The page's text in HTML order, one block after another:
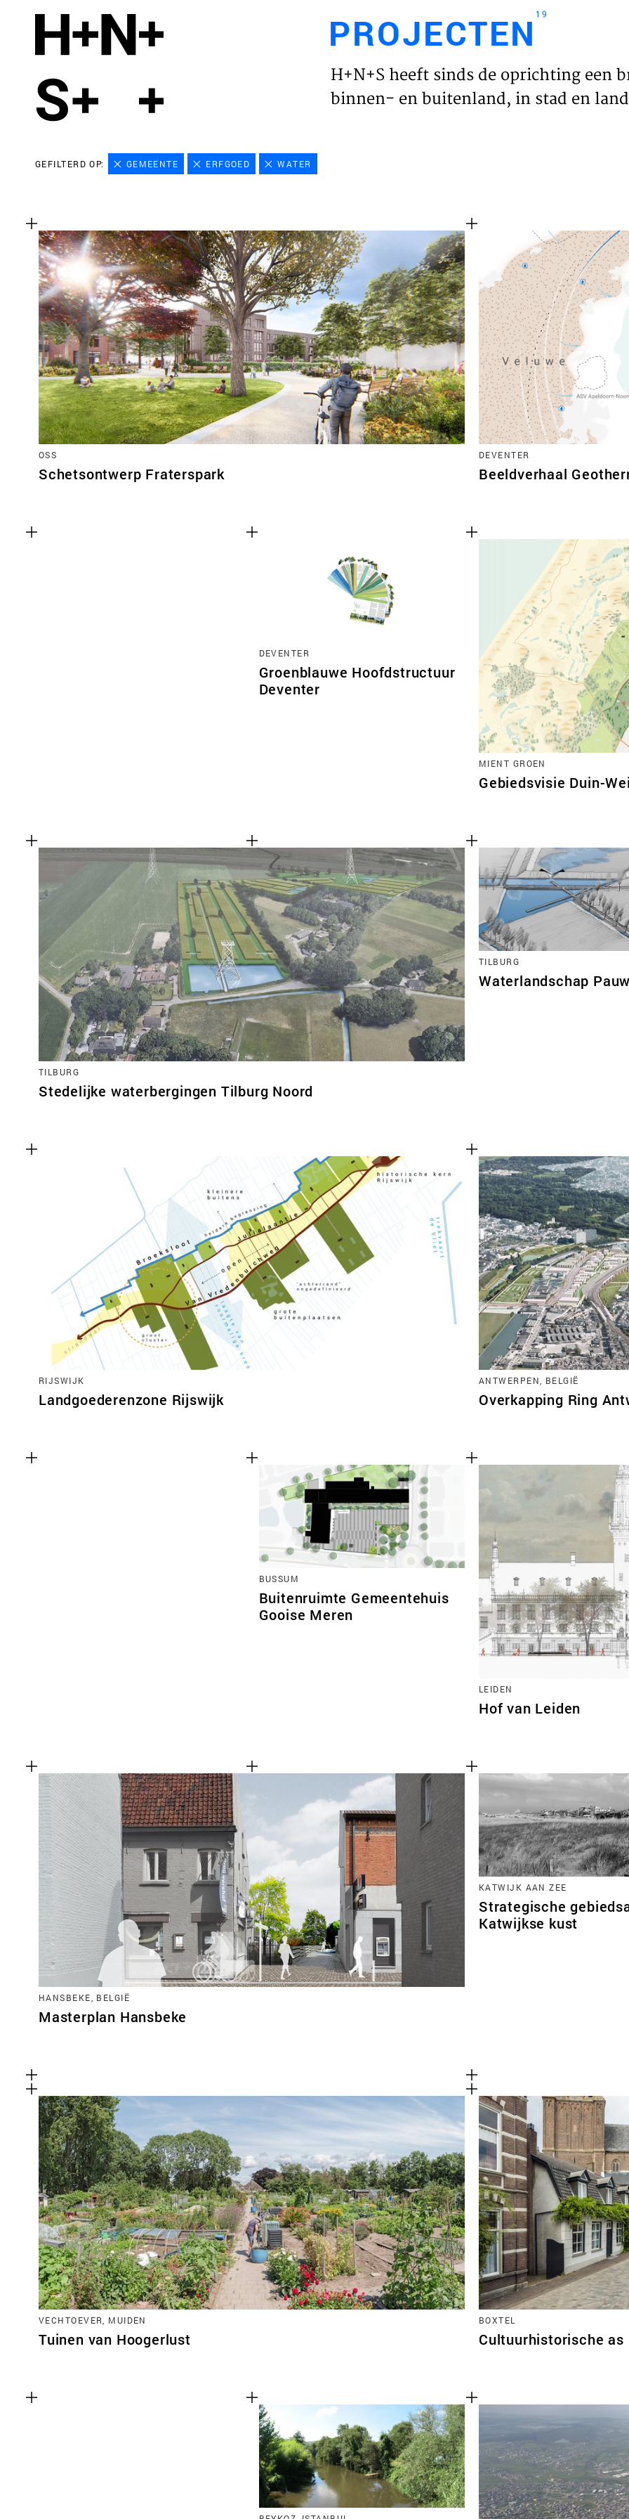
HOME
VISIE
TEAM
PROJECTEN 19
H+N+S heeft sinds de oprichting een
binnen- en buitenland, in stad en
GEFILTERD OP: GEMEENTE ERFGOED WATER
OSS
Schetsontwerp Fraterspark
DEVENTER
Beeldverhaal
DEVENTER
Groenblauwe Hoofdstructuur
Deventer
MIENT GROEN
Gebiedsvisie Duin-
TILBURG
Stedelijke waterbergingen Tilburg Noord
TILBURG
Waterlandschap
RIJSWIJK
Landgoederenzone Rijswijk
ANTWERPEN, BELGIË
Overkapping Ring
BUSSUM
Buitenruimte Gemeentehuis
Gooise Meren
LEIDEN
Hof van Leiden
HANSBEKE, BELGIË
Masterplan Hansbeke
KATWIJK AAN ZEE
Strategische
Katwijkse kust
VECHTOEVER, MUIDEN
Tuinen van Hoogerlust
BOXTEL
Cultuurhistorische as